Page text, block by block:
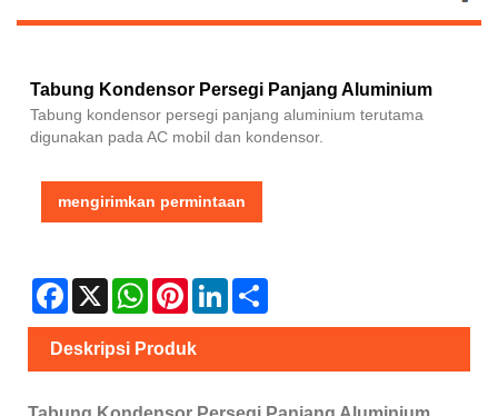
Tabung Kondensor Persegi Panjang Aluminium
Tabung kondensor persegi panjang aluminium terutama
digunakan pada AC mobil dan kondensor.
mengirimkan permintaan
Facebook
X WhatsAppPinterestLinkedIn
Deskripsi Produk